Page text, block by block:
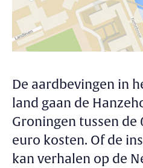
De aardbevingen in
land gaan de
Groningen tussen de
euro kosten. Of de
kan verhalen op de